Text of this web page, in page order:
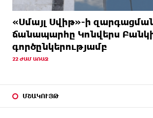
«Սմայլ Սվիթ»-ի
ճանապարհը Կոնվերս
գործընկերությամբ
22 ԺԱՄ ԱՌԱՋ
ՄՇԱԿՈՒՅԹ